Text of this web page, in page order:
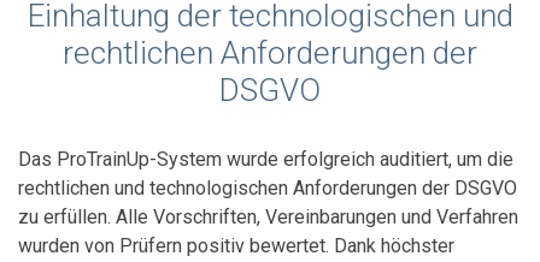
Einhaltung der technologischen und
rechtlichen Anforderungen der
DSGVO
Das ProTrainUp-System wurde erfolgreich auditiert, um die
rechtlichen und technologischen Anforderungen der DSGVO
zu erfüllen. Alle Vorschriften, Vereinbarungen und Verfahren
wurden von Prüfern positiv bewertet. Dank höchster